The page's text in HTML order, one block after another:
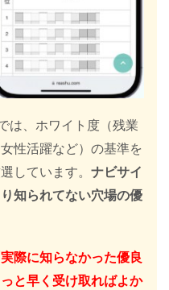
は、ホワイト度（残業
性活躍など）の基準を
しています。 ナビサイ
知られてない穴場の優
実際に知らなかった優良
と早く受け取ればよか